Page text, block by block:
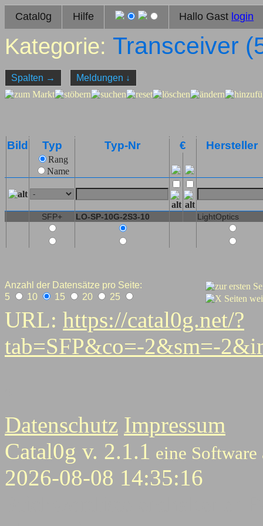
Catal0g Hilfe Hallo Gast login
Kategorie: Transceiver (
Spalten → Meldungen ↓
Bild Typ Typ-Nr € Hersteller
Rang
Name
SFP+ LO-SP-10G-2S3-10 LightOptics
Anzahl der Datensätze pro Seite:
5
10 15 20 25
URL: https://catal0g.net/?
tab=SFP&co=-2&sm=-
Datenschutz Impressum
Catal0g v. 2.1.1 eine Software
2026-08-08 14:35:16